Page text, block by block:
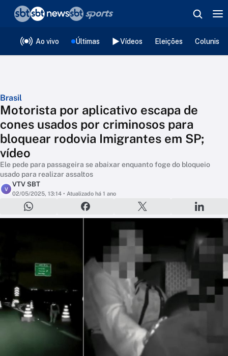
Ao vivo Últimas Vídeos Eleições
Brasil
Motorista por aplicativo escapa de
cones usados por criminosos para
bloquear rodovia Imigrantes em SP;
vídeo
Ele pede para passageira se abaixar enquanto foge do bloqueio
usado para realizar assaltos
V
VTV SBT
02/05/2025, 13:14 • Atualizado há 1 ano
❮voltar
Editorias